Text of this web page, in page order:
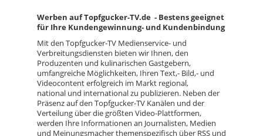
Werben auf Topfgucker-TV.de - Bestens geeignet
für Ihre Kundengewinnung- und Kundenbindung
Mit den Topfgucker-TV Medienservice- und
Verbreitungsdiensten bieten wir Ihnen, den
Produzenten und kulinarischen Gastgebern,
umfangreiche Möglichkeiten, Ihren Text,- Bild,- und
Videocontent erfolgreich im Markt regional,
national und international zu publizieren. Neben der
Präsenz auf den Topfgucker-TV Kanälen und der
Verteilung über die größten Video-Plattformen,
werden Ihre Informationen an Journalisten, Medien
und Meinungsmacher themenspezifisch über RSS und